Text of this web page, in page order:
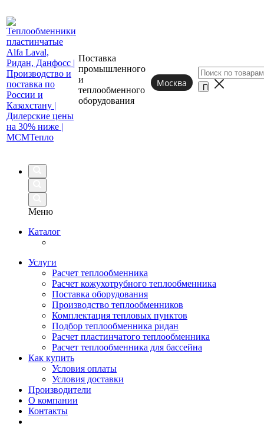
Поставка
промышленного
и
теплообменного
оборудования
Москва
Меню
Каталог
Услуги
Расчет теплообменника
Расчет кожухотрубного теплообменника
Поставка оборудования
Производство теплообменников
Комплектация тепловых пунктов
Подбор теплообменника ридан
Расчет пластинчатого теплообменника
Расчет теплообменника для бассейна
Как купить
Условия оплаты
Условия доставки
Производители
О компании
Контакты